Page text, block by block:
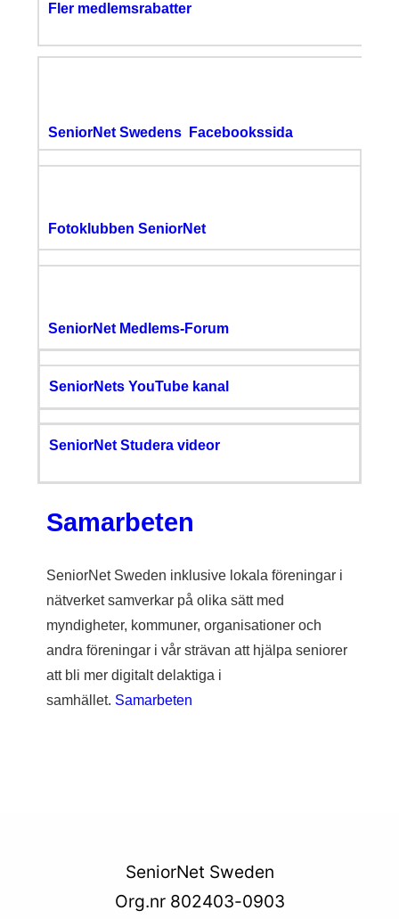
Fler medlemsrabatter
SeniorNet Swedens Facebookssida
Fotoklubben SeniorNet
SeniorNet Medlems-Forum
SeniorNets YouTube kanal
SeniorNet Studera videor
Samarbeten
SeniorNet Sweden inklusive lokala föreningar i
nätverket samverkar på olika sätt med
myndigheter, kommuner, organisationer och
andra föreningar i vår strävan att hjälpa seniorer
att bli mer digitalt delaktiga i
samhället. Samarbeten
SeniorNet Sweden
Org.nr 802403-0903